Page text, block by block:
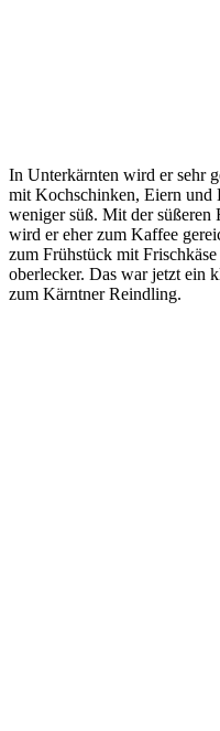
In Unterkärnten wird er sehr
mit Kochschinken, Eiern
weniger süß. Mit der
wird er eher zum Kaffee
zum Frühstück mit
oberlecker. Das war jetzt ein
zum Kärntner Reindling.